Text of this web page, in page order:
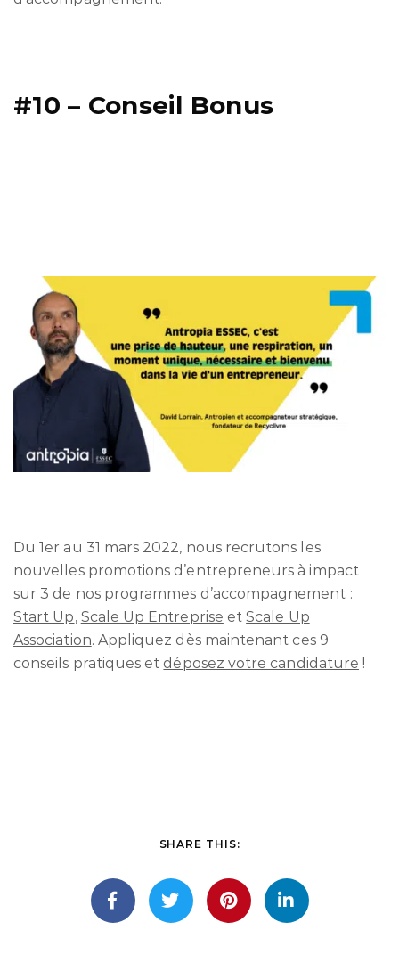
#10 – Conseil Bonus
Du 1er au 31 mars 2022, nous recrutons les
nouvelles promotions d’entrepreneurs à impact
sur 3 de nos programmes d’accompagnement :
Start Up, Scale Up Entreprise etScale Up
Association. Appliquez dès maintenant ces 9
conseils pratiques etdéposez votre candidature !
SHARE THIS: